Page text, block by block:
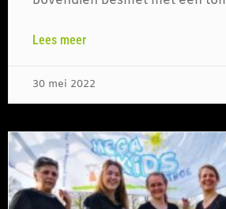
Lees meer
30 mei 2022